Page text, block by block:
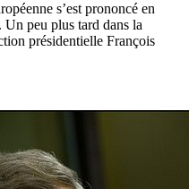
s’est prononcé en
Un peu plus tard dans la
présidentielle François